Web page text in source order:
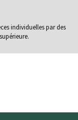
individuelles par des